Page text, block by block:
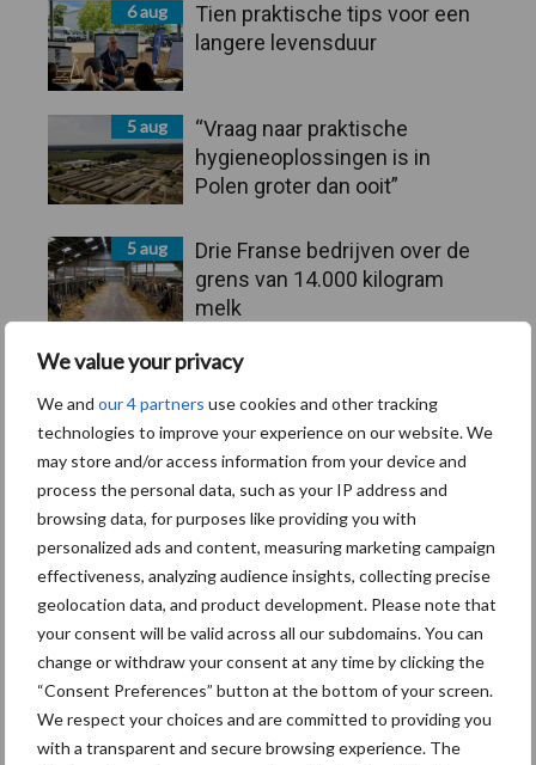
We value your privacy
We and our 4 partners use cookies and other tracking
technologies to improve your experience on our website. We
may store and/or access information from your device and
process the personal data, such as your IP address and
browsing data, for purposes like providing you with
personalized ads and content, measuring marketing campaign
effectiveness, analyzing audience insights, collecting precise
geolocation data, and product development. Please note that
your consent will be valid across all our subdomains. You can
change or withdraw your consent at any time by clicking the
“Consent Preferences” button at the bottom of your screen.
We respect your choices and are committed to providing you
with a transparent and secure browsing experience. The
6 aug
Tien praktische tips voor een
langere levensduur
5 aug
“Vraag naar praktische
hygieneoplossingen is in
Polen groter dan ooit”
5 aug
Drie Franse bedrijven over de
grens van 14.000 kilogram
melk
Toon meer